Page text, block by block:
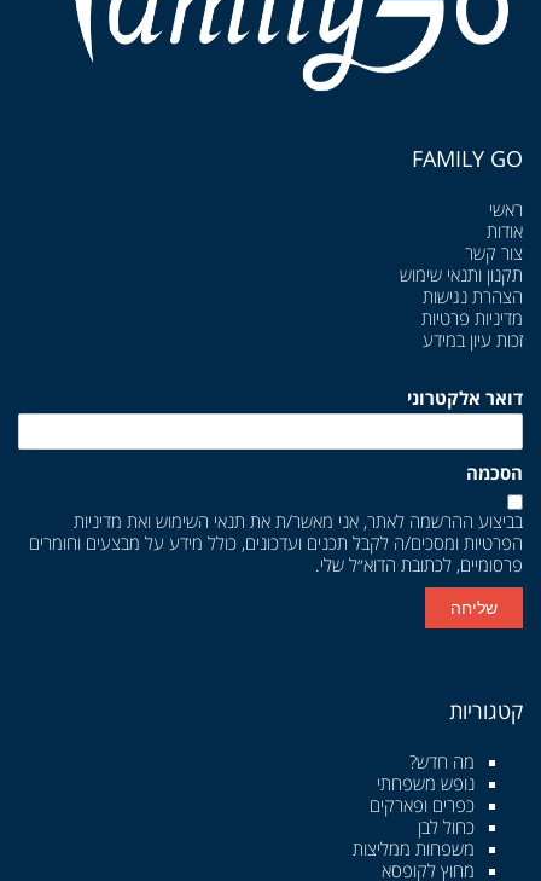
FAMILY GO
ראשי
אודות
צור קשר
תקנון ותנאי שימוש
הצהרת נגישות
מדיניות פרטיות
זכות עיון במידע
דואר אלקטרוני
הסכמה
בביצוע ההרשמה לאתר, אני מאשר/ת את תנאי השימוש ואת מדיניות
הפרטיות ומסכים/ה לקבל תכנים ועדכונים, כולל מידע על מבצעים וחומרים
פרסומיים, לכתובת הדוא״ל שלי.
שליחה
קטגוריות
מה חדש?
נופש משפחתי
כפרים ופארקים
כחול לבן
משפחות ממליצות
מחוץ לקופסא